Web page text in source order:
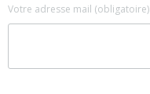
Votre adresse mail (obligatoire)